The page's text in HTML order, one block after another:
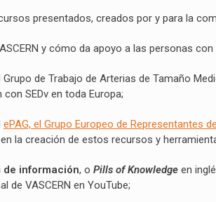
presentados, creados por y para la
y cómo da apoyo a las personas
Grupo de Trabajo de Arterias de Tamaño
con SEDv en toda Europa;
ePAG, el Grupo Europeo de Representantes
la creación de estos recursos y
de información, o Pills of Knowledge en
de VASCERN en YouTube;